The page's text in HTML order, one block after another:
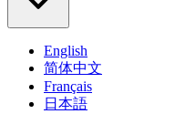
English
简体中文
Français
日本語